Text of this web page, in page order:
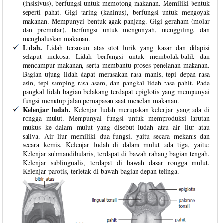
(insisivus), berfungsi untuk memotong makanan. Memiliki bentuk
seperti pahat. Gigi taring (kaninus), berfungsi untuk mengoyak
makanan. Mempunyai bentuk agak panjang. Gigi geraham (molar
dan premolar), berfungsi untuk mengunyah, menggiling, dan
menghaluskan makanan.
Lidah.Lidah tersusun atas otot lurik yang kasar dan dilapisi
selaput mukosa. Lidah berfungsi untuk membolak-balik dan
mencampur makanan, serta membantu proses penelanan makanan.
Bagian ujung lidah dapat merasakan rasa manis, tepi depan rasa
asin, tepi samping rasa asam, dan pangkal lidah rasa pahit. Pada
pangkal lidah bagian belakang terdapat epiglotis yang mempunyai
fungsi menutup jalan pernapasan saat menelan makanan.
Kelenjar ludah.Kelenjar ludah merupakan kelenjar yang ada di
rongga mulut. Mempunyai fungsi untuk memproduksi larutan
mukus ke dalam mulut yang disebut ludah atau air liur atau
saliva.Air liur memiliki dua fungsi, yaitu secara mekanis dan
secara kemis. Kelenjar ludah di dalam mulut ada tiga, yaitu:
Kelenjar submandibularis, terdapat di bawah rahang bagian tengah.
Kelenjar sublingualis, terdapat di bawah dasar rongga mulut.
Kelenjar parotis, terletak di bawah bagian depan telinga.